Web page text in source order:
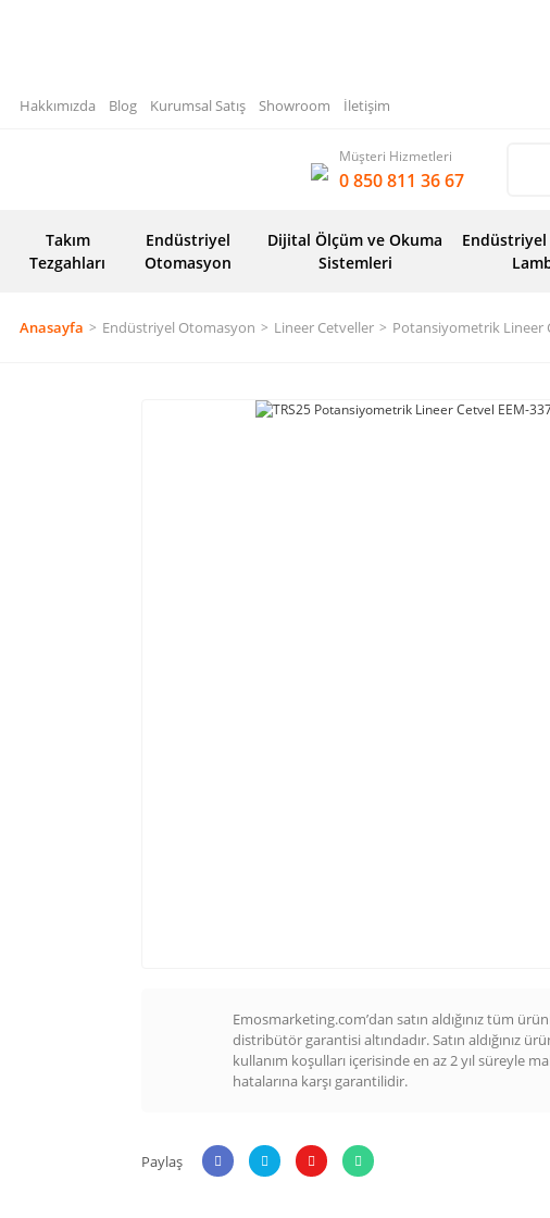
Hakkımızda Blog Kurumsal Satış Showroom İletişim
Müşteri Hizmetleri
0 850 811 36 67
Takım
Tezgahları
Endüstriyel
Otomasyon
Dijital Ölçüm ve Okuma
Sistemleri
Endüstriyel
Anasayfa Endüstriyel Otomasyon Lineer Cetveller Potansiyometrik Lineer
Emosmarketing.com’dan satın aldığınız tüm
distribütör garantisi altındadır. Satın aldığınız
kullanım koşulları içerisinde en az 2 yıl süreyle
hatalarına karşı garantilidir.
Paylaş